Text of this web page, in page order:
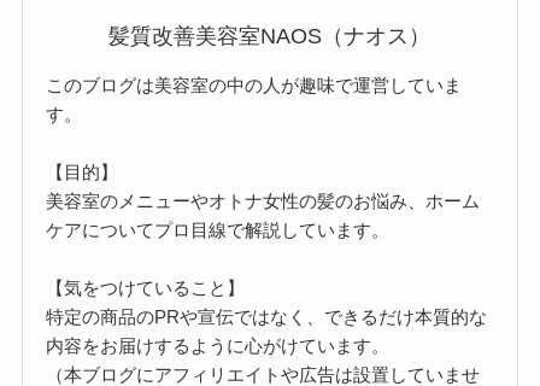
髪質改善美容室NAOS（ナオス）
このブログは美容室の中の人が趣味で運営していま
す。
【目的】
美容室のメニューやオトナ女性の髪のお悩み、ホーム
ケアについてプロ目線で解説しています。
【気をつけていること】
特定の商品のPRや宣伝ではなく、できるだけ本質的な
内容をお届けするように心がけています。
（本ブログにアフィリエイトや広告は設置していませ